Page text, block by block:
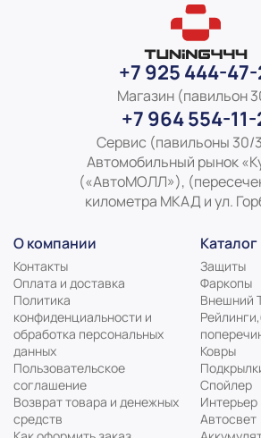
+7 925 444-
Магазин (павильон
+7 964 554-
Сервис (павильоны 30/
Автомобильный рынок
(«АвтоМОЛЛ»),
километра МКАД и ул.
О компании
Контакты
Оплата и доставка
Политика
конфиденциальности и
обработка персональных
данных
Пользовательское
соглашение
Возврат товара и денежных
средств
Каталог
Защиты
Фаркопы
Внешний
Ковры
Спойлер
Интерьер
Автосвет